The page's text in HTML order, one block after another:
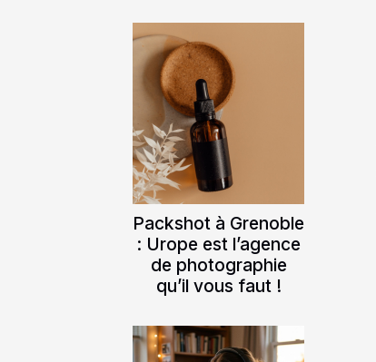
Packshot à Grenoble
: Urope est l’agence
de photographie
qu’il vous faut !